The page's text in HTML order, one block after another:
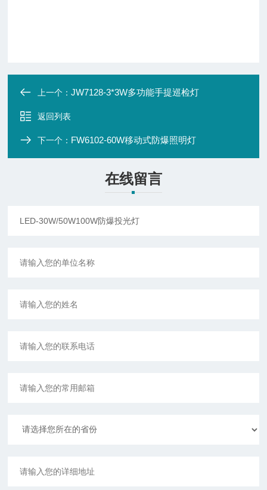
上一个：JW7128-3*3W多功能手提巡检灯
返回列表
下一个： FW6102-60W移动式防爆照明灯
在线留言